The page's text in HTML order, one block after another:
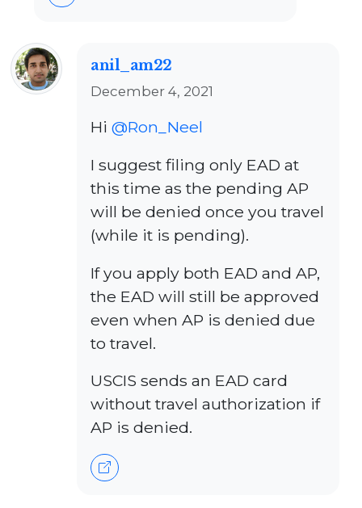
anil_am22
December 4, 2021
Hi@Ron_Neel
I suggest filing only EAD at
this time as the pending AP
will be denied once you travel
(while it is pending).
If you apply both EAD and AP,
the EAD will still be approved
even when AP is denied due
to travel.
USCIS sends an EAD card
without travel authorization if
AP is denied.